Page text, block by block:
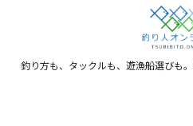
釣り方も、タックルも、遊漁船選びも